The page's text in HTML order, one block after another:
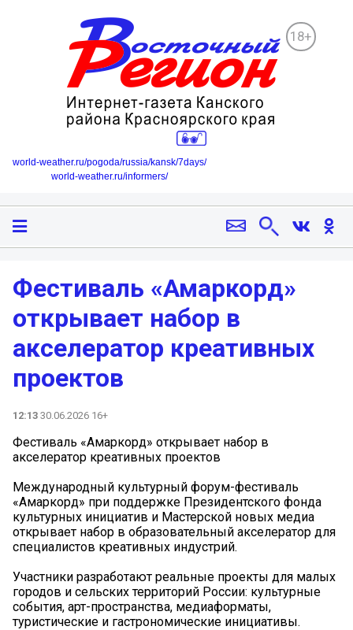
18+
world-weather.ru/pogoda/russia/kansk/7days/
world-weather.ru/informers/
Фестиваль «Амаркорд»
открывает набор в
акселератор креативных
проектов
12:13 30.06.2026 16+
Фестиваль «Амаркорд» открывает набор в
акселератор креативных проектов
Международный культурный форум-фестиваль
«Амаркорд» при поддержке Президентского фонда
культурных инициатив и Мастерской новых медиа
открывает набор в образовательный акселератор для
специалистов креативных индустрий.
Участники разработают реальные проекты для малых
городов и сельских территорий России: культурные
события, арт-пространства, медиаформаты,
туристические и гастрономические инициативы.